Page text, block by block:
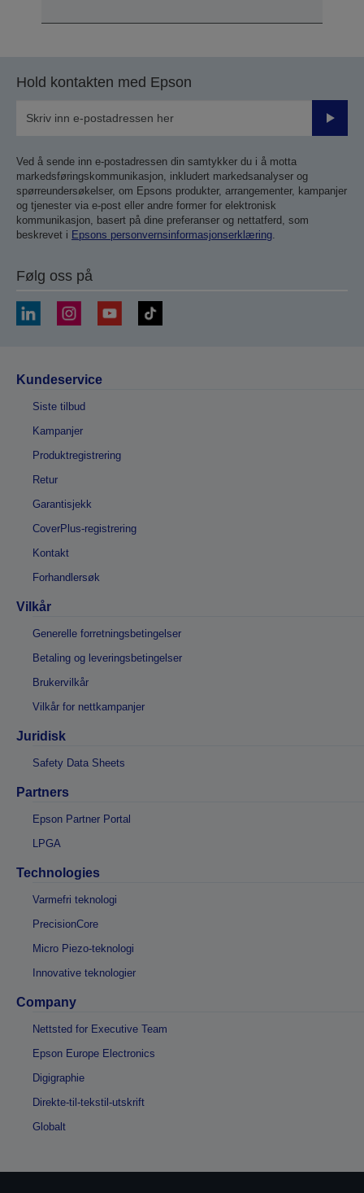
Hold kontakten med Epson
Send
Ved å sende inn e-postadressen din samtykker du i å motta
markedsføringskommunikasjon, inkludert markedsanalyser og
spørreundersøkelser, om Epsons produkter, arrangementer, kampanjer
og tjenester via e-post eller andre former for elektronisk
kommunikasjon, basert på dine preferanser og nettatferd, som
beskrevet i Epsons personvernsinformasjonserklæring
Følg oss på
Kundeservice
Siste tilbud
Kampanjer
Produktregistrering
Retur
Garantisjekk
CoverPlus-registrering
Kontakt
Forhandlersøk
Vilkår
Generelle forretningsbetingelser
Betaling og leveringsbetingelser
Brukervilkår
Vilkår for nettkampanjer
Juridisk
Safety Data Sheets
Partners
Epson Partner Portal
LPGA
Technologies
Varmefri teknologi
PrecisionCore
Micro Piezo-teknologi
Innovative teknologier
Company
Nettsted for Executive Team
Epson Europe Electronics
Digigraphie
Direkte-til-tekstil-utskrift
Globalt